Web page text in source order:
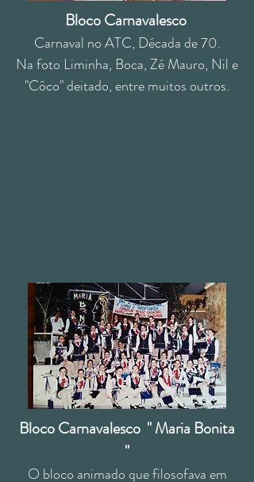
Bloco Carnavalesco
Carnaval no ATC, Década de 70.
Na foto Liminha, Boca, Zé Mauro, Nil e
"Côco" deitado, entre muitos outros.
Bloco Carnavalesco " Maria Bonita
"
O bloco animado que filosofava em